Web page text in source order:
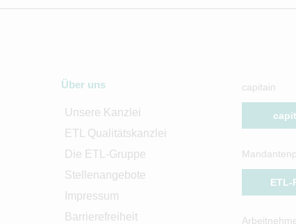
Über uns
Unsere Kanzlei
ETL Qualitätskanzlei
Die ETL-Gruppe
Stellenangebote
Impressum
Barrierefreiheit
capitain
ETL-